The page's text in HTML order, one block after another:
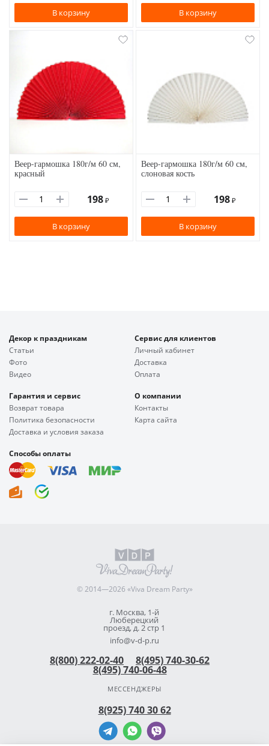
В корзину В корзину
Веер-гармошка 180г/м 60 см,
красный
198 ₽
В корзину
Веер-гармошка 180г/м 60 см,
слоновая кость
198 ₽
В корзину
Декор к праздникам
Статьи
Фото
Видео
Сервис для клиентов
Личный кабинет
Доставка
Оплата
Гарантия и сервис
Возврат товара
Политика безопасности
Доставка и условия заказа
О компании
Контакты
Карта сайта
Способы оплаты
© 2014—2026 «Viva Dream Party»
г. Москва, 1-й
Люберецкий
проезд, д. 2 стр 1
info@v-d-p.ru
8(800) 222-02-40 8(495) 740-30-62
8(495) 740-06-48
МЕССЕНДЖЕРЫ
8(925) 740 30 62